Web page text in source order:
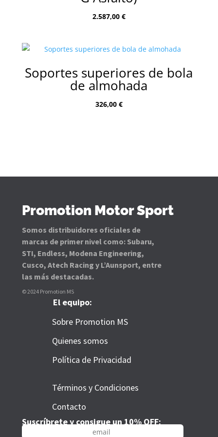
2.587,00 €
Soportes superiores de bola
de almohada
326,00 €
Promotion Motor Sport
Somos distribuidores oficiales de
marcas de primer nivel como: Subaru,
STI, Endless, Modena Engineering,
Cusco, Atech Racing y L’Aunsport, entre
las más destacadas.
© 2024 Promotion MS
El equipo:
Sobre Promotion MS
Quienes somos
Política de Privacidad
Términos y Condiciones
Contacto
Suscríbrete y consigue un 10% OFF: